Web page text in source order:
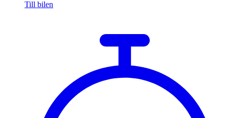
Till bilen